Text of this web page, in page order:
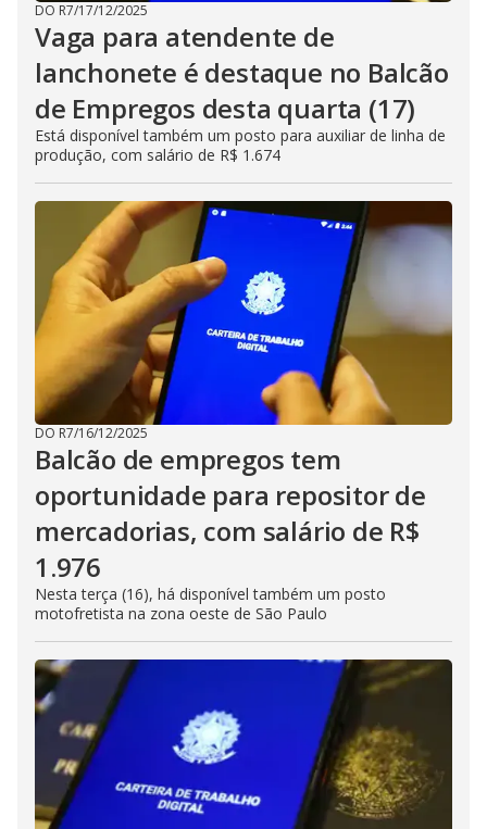
DO R7/17/12/2025
Vaga para atendente de
lanchonete é destaque no Balcão
de Empregos desta quarta (17)
Está disponível também um posto para auxiliar de linha de
produção, com salário de R$ 1.674
DO R7/16/12/2025
Balcão de empregos tem
oportunidade para repositor de
mercadorias, com salário de R$
1.976
Nesta terça (16), há disponível também um posto
motofretista na zona oeste de São Paulo